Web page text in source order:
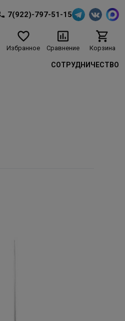
7(922)-797-51-15
Избранное Сравнение Корзина
СОТРУДНИЧЕСТВО